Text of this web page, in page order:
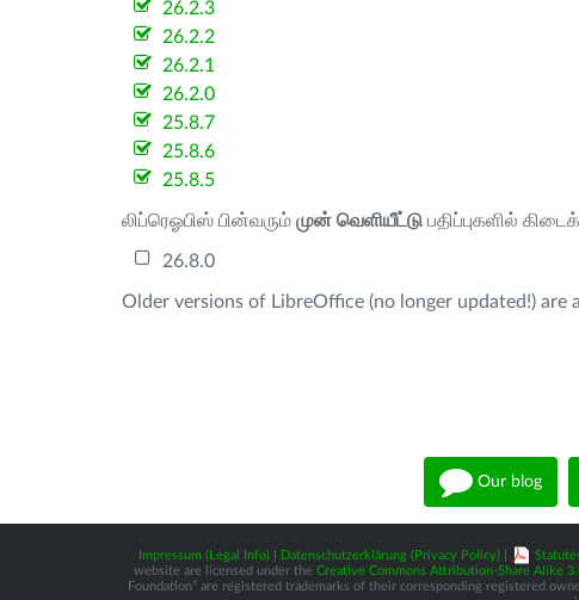
26.2.3
26.2.2
26.2.1
26.2.0
25.8.7
25.8.6
25.8.5
லிப்ரெஓபிஸ் பின்வரும் முன் வெளியீட்டு பதிப்புகளில்
26.8.0
Older versions of LibreOffice (no longer updated!) are
Our blog
Impressum (Legal Info)| Datenschutzerklärung (Privacy Policy)|
website are licensed under the Creative Commons Attribution-Share Alike
Foundation” are registered trademarks of their corresponding registered